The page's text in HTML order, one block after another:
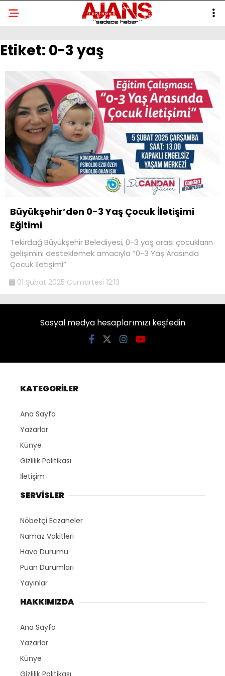
Etiket: 0-3 yaş
Büyükşehir’den 0-3 Yaş Çocuk İletişimi
Eğitimi
Tekirdağ Büyükşehir Belediyesi, 0-3 yaş arası çocukların
gelişimini desteklemek amacıyla “0-3 Yaş Arasında
Çocuk İletişimi”
01 Şubat 2025 Cumartesi 12:13
Sosyal medya hesaplarımızı keşfedin
KATEGORİLER
Ana Sayfa
Yazarlar
Künye
Gizlilik Politikası
İletişim
SERVİSLER
Nöbetçi Eczaneler
Namaz Vakitleri
Hava Durumu
Puan Durumları
Yayınlar
HAKKIMIZDA
Ana Sayfa
Yazarlar
Künye